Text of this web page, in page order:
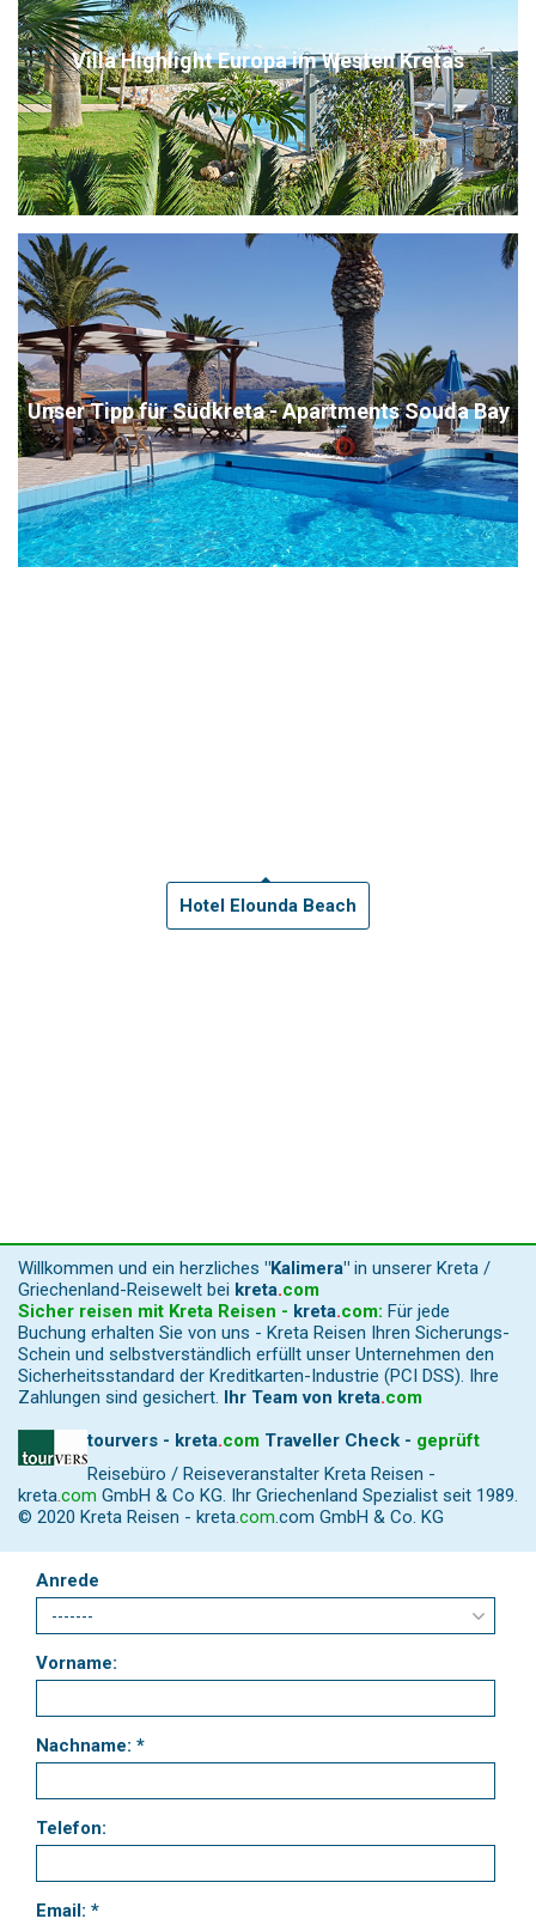
Villa Highlight Europa im Westen Kretas
Unser Tipp für Südkreta - Apartments Souda Bay
Hotel Elounda Beach
Willkommen und ein herzliches "Kalimera" in unserer Kreta /
Griechenland-Reisewelt bei kreta.com
Sicher reisen mit Kreta Reisen - kreta.com: Für jede
Buchung erhalten Sie von uns - Kreta Reisen Ihren Sicherungs-
Schein und selbstverständlich erfüllt unser Unternehmen den
Sicherheitsstandard der Kreditkarten-Industrie (PCI DSS). Ihre
Zahlungen sind gesichert. Ihr Team von kreta.com
tourvers - kreta.com Traveller Check - geprüft
Reisebüro / Reiseveranstalter Kreta Reisen -
kreta.com GmbH & Co KG. Ihr Griechenland Spezialist seit 1989.
© 2020 Kreta Reisen - kreta.com.com GmbH & Co. KG
Anrede
Vorname:
Nachname: *
Telefon:
Email: *